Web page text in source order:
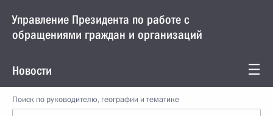
Управление Президента по работе с
обращениями граждан и организаций
Новости
Поиск по руководителю, географии и тематике